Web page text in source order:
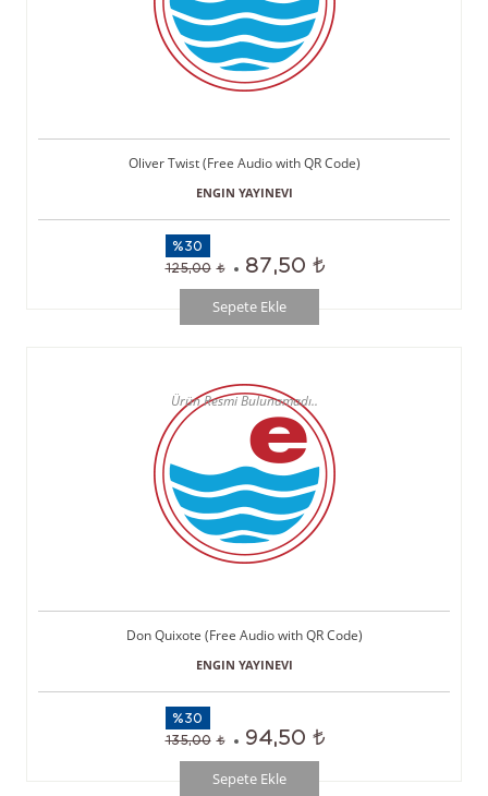
Sepete Ekle
Oliver Twist (Free Audio with QR Code)
ENGIN YAYINEVI
%30
125,00
87,50
Sepete Ekle
Don Quixote (Free Audio with QR Code)
ENGIN YAYINEVI
%30
135,00
94,50